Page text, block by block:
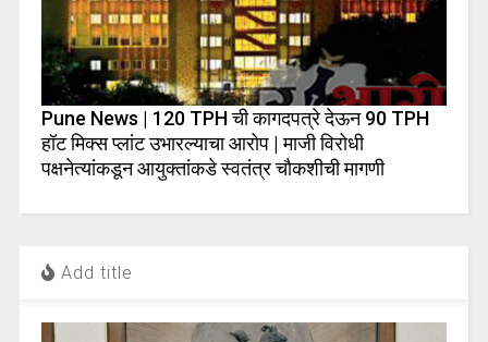
Pune News | 120 TPH ची कागदपत्रे देऊन 90 TPH
हॉट मिक्स प्लांट उभारल्याचा आरोप | माजी विरोधी
पक्षनेत्यांकडून आयुक्तांकडे स्वतंत्र चौकशीची मागणी
Add title